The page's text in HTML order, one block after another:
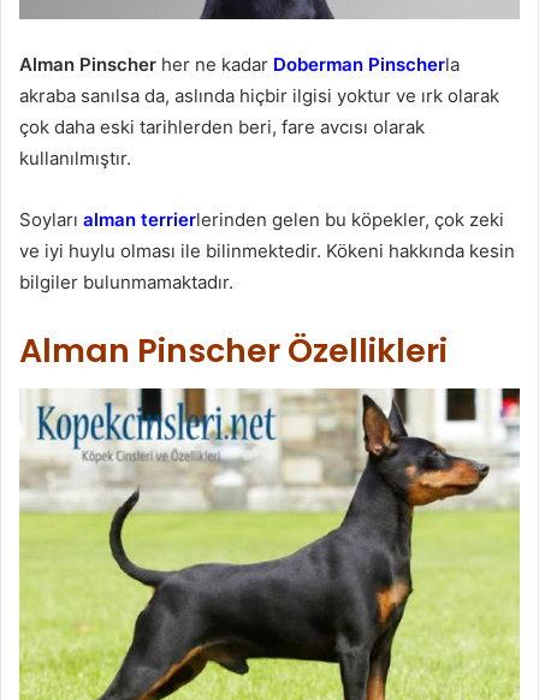
Alman Pinscher her ne kadar Doberman Pinscherla
akraba sanılsa da, aslında hiçbir ilgisi yoktur ve ırk olarak
çok daha eski tarihlerden beri, fare avcısı olarak
kullanılmıştır.
Soyları alman terrierlerinden gelen bu köpekler, çok zeki
ve iyi huylu olması ile bilinmektedir. Kökeni hakkında kesin
bilgiler bulunmamaktadır.
Alman Pinscher Özellikleri